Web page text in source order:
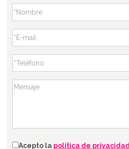
Acepto la política de privacidad